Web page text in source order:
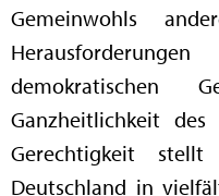
Gemeinwohls
demokratischen
Ganzheitlichkeit
Gerechtigkeit
Deutschland in